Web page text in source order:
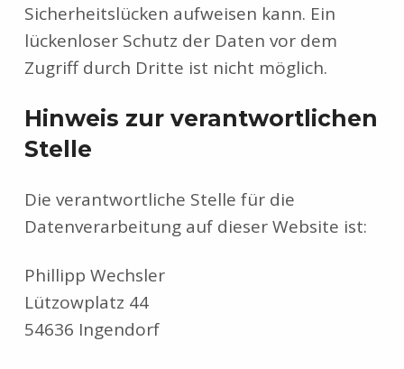
Sicherheitslücken aufweisen kann. Ein
lückenloser Schutz der Daten vor dem
Zugriff durch Dritte ist nicht möglich.
Hinweis zur verantwortlichen
Stelle
Die verantwortliche Stelle für die
Datenverarbeitung auf dieser Website ist:
Phillipp Wechsler
Lützowplatz 44
54636 Ingendorf